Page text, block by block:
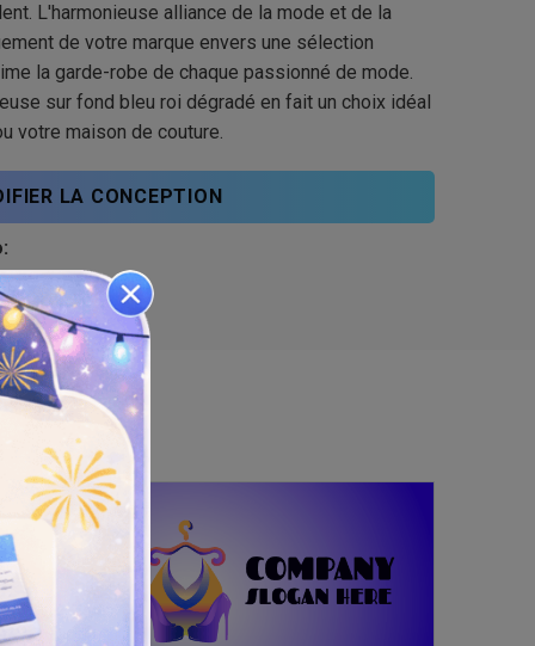
L'harmonieuse alliance de la mode et de la
de votre marque envers une sélection
la garde-robe de chaque passionné de mode.
sur fond bleu roi dégradé en fait un choix idéal
votre maison de couture.
LA CONCEPTION